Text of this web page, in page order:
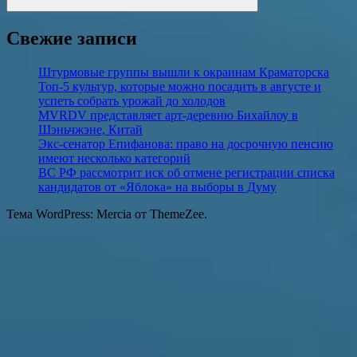
Поиск
Свежие записи
Штурмовые группы вышли к окраинам Краматорска
Топ-5 культур, которые можно посадить в августе и
успеть собрать урожай до холодов
MVRDV представляет арт-деревню Бихайлоу в
Шэньчжэне, Китай
Экс-сенатор Епифанова: право на досрочную пенсию
имеют несколько категорий
ВС РФ рассмотрит иск об отмене регистрации списка
кандидатов от «Яблока» на выборы в Думу
Тема WordPress: Mercia от ThemeZee.